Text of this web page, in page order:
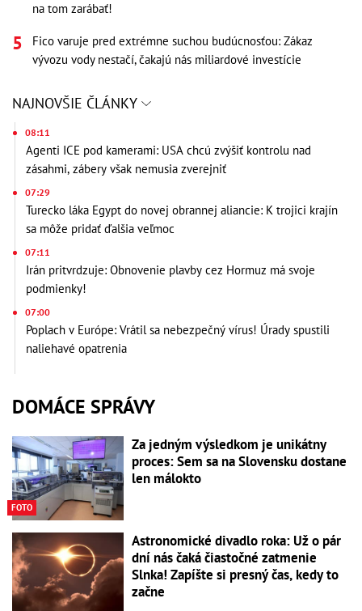
na tom zarábať!
Fico varuje pred extrémne suchou budúcnosťou: Zákaz
vývozu vody nestačí, čakajú nás miliardové investície
NAJNOVŠIE ČLÁNKY
08:11
Agenti ICE pod kamerami: USA chcú zvýšiť kontrolu nad
zásahmi, zábery však nemusia zverejniť
07:29
Turecko láka Egypt do novej obrannej aliancie: K trojici krajín
sa môže pridať ďalšia veľmoc
07:11
Irán pritvrdzuje: Obnovenie plavby cez Hormuz má svoje
podmienky!
07:00
Poplach v Európe: Vrátil sa nebezpečný vírus! Úrady spustili
naliehavé opatrenia
DOMÁCE SPRÁVY
FOTO
Za jedným výsledkom je unikátny
proces: Sem sa na Slovensku dostane
len málokto
Astronomické divadlo roka: Už o pár
dní nás čaká čiastočné zatmenie
Slnka! Zapíšte si presný čas, kedy to
začne